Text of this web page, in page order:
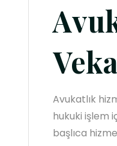
Avukatlık
hukuki işlem
başlıca